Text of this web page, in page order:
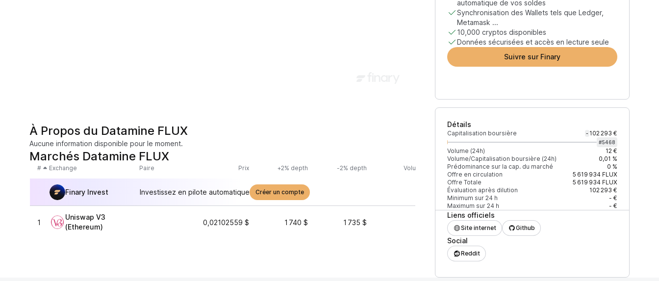
automatique de vos soldes
Synchronisation des Wallets tels que Ledger,
Metamask ...
10,000 cryptos disponibles
Données sécurisées et accès en lecture seule
Suivre sur Finary
Détails
Capitalisation boursière - 102 293 €
#5468
Volume (24h)
12 €
Volume/Capitalisation boursière (24h)
0,01 %
Prédominance sur la cap. du marché
0 %
Offre en circulation
5 619 934FLUX
Offre Totale
5 619 934FLUX
Évaluation après dilution
102 293 €
Minimum sur 24 h
- €
Maximum sur 24 h
- €
Liens officiels
Site internet Github
Social
Reddit
À Propos du Datamine FLUX
Aucune information disponible pour le moment.
Marchés Datamine FLUX
# Exchange Paire Prix +2% depth -2% depth Volume (24h) % du volume Confiance Mis à jour
Finary Invest Investissez en pilote automatique Créer un compte
1
Uniswap V3
(Ethereum)
0,02102559 $ 1 740 $ 1 735 $ 100 % ÉLEVÉE